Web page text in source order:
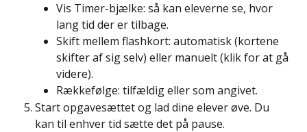
Vis Timer-bjælke: så kan eleverne se, hvor
lang tid der er tilbage.
Skift mellem flashkort: automatisk (kortene
skifter af sig selv) eller manuelt (klik for at gå
videre).
Rækkefølge: tilfældig eller som angivet.
Start opgavesættet og lad dine elever øve. Du
kan til enhver tid sætte det på pause.